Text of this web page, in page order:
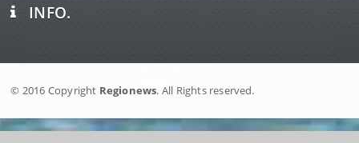
INFO.
© 2016 Copyright Regionews. All Rights reserved.